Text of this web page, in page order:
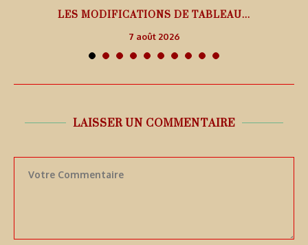
LES MODIFICATIONS DE TABLEAU...
7 août 2026
LAISSER UN COMMENTAIRE